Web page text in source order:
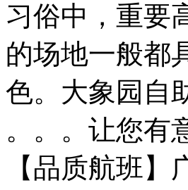
习俗中，重要
的场地一般都
色。大象园自
。。。让您有
【品质航班